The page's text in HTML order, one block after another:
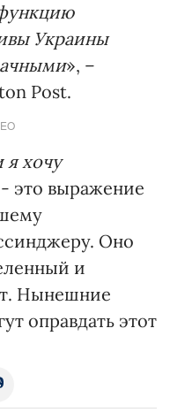
Украины
», –
Post.
я хочу
это выражение
Оно
и
Нынешние
оправдать этот